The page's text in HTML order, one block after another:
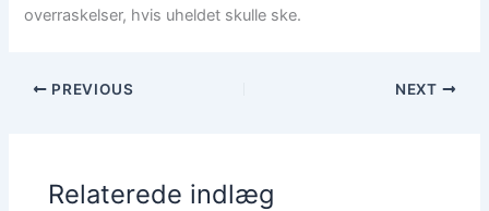
overraskelser, hvis uheldet skulle ske.
PREVIOUS NEXT
Relaterede indlæg